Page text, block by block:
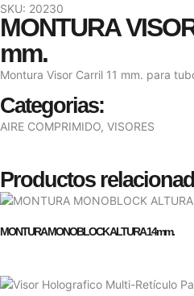
SKU: 20230
MONTURA
mm.
Montura Visor Carril 11 mm. para
Categorias:
AIRE COMPRIMIDO, VISORES
Productos
MONTURA MONOBLOCK ALTURA 14mm.